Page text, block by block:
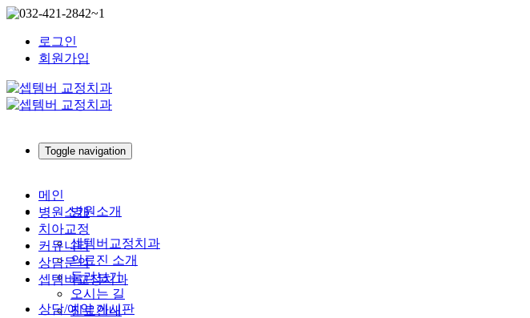
로그인
회원가입
Toggle navigation
병원소개
셉템버교정치과
의료진 소개
둘러보기
오시는 길
진료안내
메인
병원소개
치아교정
커뮤니티
상담문의
셉템버교정치과
상담/예약 게시판